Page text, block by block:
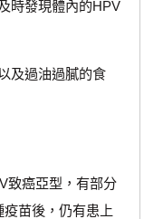
發現體內的HPV
過油過膩的食
癌亞型，有部分
苗後，仍有患上